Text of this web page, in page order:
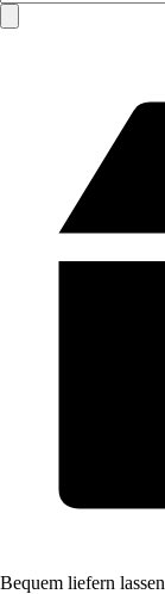
Bequem liefern lassen